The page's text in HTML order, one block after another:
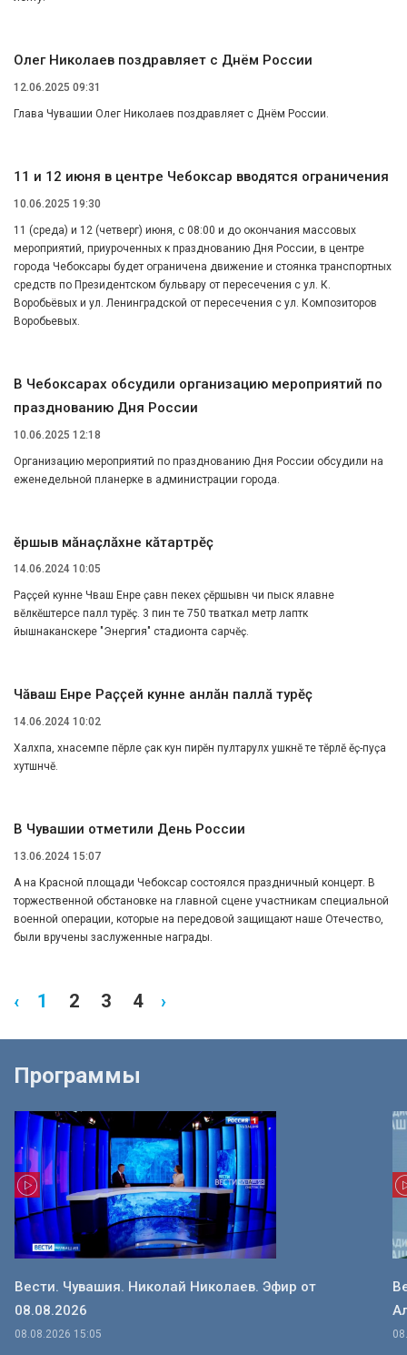
Олег Николаев поздравляет с Днём России
12.06.2025 09:31
Глава Чувашии Олег Николаев поздравляет с Днём России.
11 и 12 июня в центре Чебоксар вводятся ограничения
10.06.2025 19:30
11 (среда) и 12 (четверг) июня, с 08:00 и до окончания массовых
мероприятий, приуроченных к празднованию Дня России, в центре
города Чебоксары будет ограничена движение и стоянка транспортных
средств по Президентском бульвару от пересечения с ул. К.
Воробьёвых и ул. Ленинградской от пересечения с ул. Композиторов
Воробьевых.
В Чебоксарах обсудили организацию мероприятий по
празднованию Дня России
10.06.2025 12:18
Организацию мероприятий по празднованию Дня России обсудили на
еженедельной планерке в администрации города.
Ҫӗршыв мӑнаҫлӑхне кӑтартрӗҫ
14.06.2024 10:05
Раҫҫей кунне Чӑваш Енре ҫавӑн пекех ҫӗршывӑн чи пысӑк ялавне
вӗлкӗштерсе паллӑ турӗҫ. 3 пин те 750 тӑваткал метр лаптӑк
йышӑнаканскере "Энергия" стадионта сарчӗҫ.
Чӑваш Енре Раҫҫей кунне анлӑн паллӑ турӗҫ
14.06.2024 10:02
Халӑхпа, хӑнасемпе пӗрле ҫак кун пирӗн пултарулӑх ушкӑнӗ те тӗрлӗ ӗҫ-пуҫа
хутшӑнчӗ.
В Чувашии отметили День России
13.06.2024 15:07
А на Красной площади Чебоксар состоялся праздничный концерт. В
торжественной обстановке на главной сцене участникам специальной
военной операции, которые на передовой защищают наше Отечество,
были вручены заслуженные награды.
‹ 1 2 3 4 ›
Программы
Вести. Чувашия. Николай Николаев. Эфир от
08.08.2026
08.08.2026 15:05